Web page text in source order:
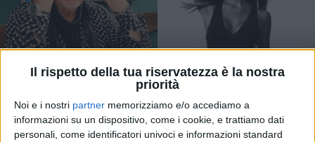
Il rispetto della tua riservatezza è la nostra
priorità
Noi e i nostri partner memorizziamo e/o accediamo a
informazioni su un dispositivo, come i cookie, e trattiamo dati
personali, come identificatori univoci e informazioni standard
NEWS 11 nov 2020